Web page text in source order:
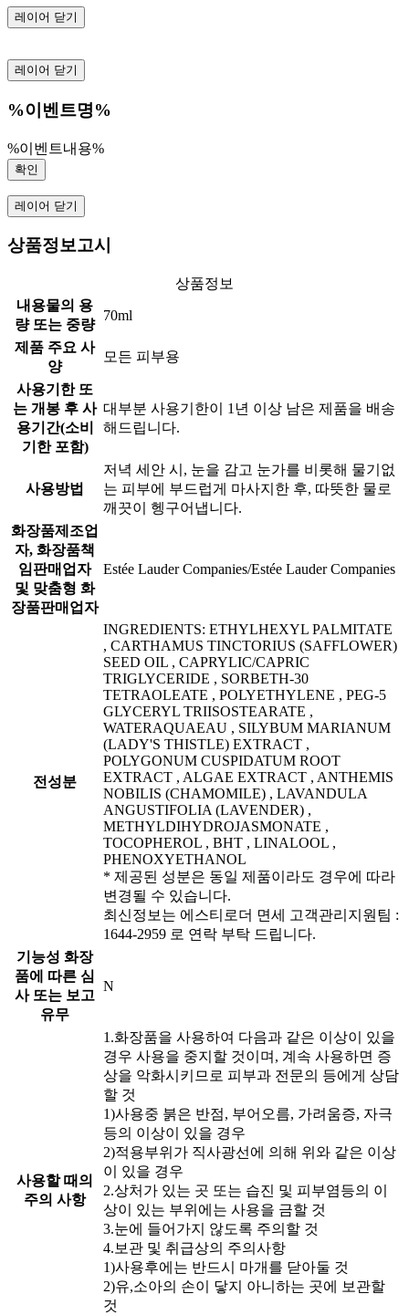
레이어 닫기
레이어 닫기
%이벤트명%
%이벤트내용%
확인
레이어 닫기
상품정보고시
상품정보
내용물의 용
량 또는 중량
70ml
제품 주요 사
양
모든 피부용
사용기한 또
는 개봉 후 사
용기간(소비
기한 포함)
대부분 사용기한이 1년 이상 남은 제품을 배송
해드립니다.
사용방법
저녁 세안 시, 눈을 감고 눈가를 비롯해 물기없
는 피부에 부드럽게 마사지한 후, 따뜻한 물로
깨끗이 헹구어냅니다.
화장품제조업
자, 화장품책
임판매업자
및 맞춤형 화
장품판매업자
Estée Lauder Companies/Estée Lauder Companies
전성분
INGREDIENTS: ETHYLHEXYL PALMITATE
, CARTHAMUS TINCTORIUS (SAFFLOWER)
SEED OIL , CAPRYLIC/CAPRIC
TRIGLYCERIDE , SORBETH-30
TETRAOLEATE , POLYETHYLENE , PEG-5
GLYCERYL TRIISOSTEARATE ,
WATERAQUAEAU , SILYBUM MARIANUM
(LADY'S THISTLE) EXTRACT ,
POLYGONUM CUSPIDATUM ROOT
EXTRACT , ALGAE EXTRACT , ANTHEMIS
NOBILIS (CHAMOMILE) , LAVANDULA
ANGUSTIFOLIA (LAVENDER) ,
METHYLDIHYDROJASMONATE ,
TOCOPHEROL , BHT , LINALOOL ,
PHENOXYETHANOL
* 제공된 성분은 동일 제품이라도 경우에 따라
변경될 수 있습니다.
최신정보는 에스티로더 면세 고객관리지원팀 :
1644-2959 로 연락 부탁 드립니다.
기능성 화장
품에 따른 심
사 또는 보고
유무
N
사용할 때의
주의 사항
1.화장품을 사용하여 다음과 같은 이상이 있을
경우 사용을 중지할 것이며, 계속 사용하면 증
상을 악화시키므로 피부과 전문의 등에게 상담
할 것
1)사용중 붉은 반점, 부어오름, 가려움증, 자극
등의 이상이 있을 경우
2)적용부위가 직사광선에 의해 위와 같은 이상
이 있을 경우
2.상처가 있는 곳 또는 습진 및 피부염등의 이
상이 있는 부위에는 사용을 금할 것
3.눈에 들어가지 않도록 주의할 것
4.보관 및 취급상의 주의사항
1)사용후에는 반드시 마개를 닫아둘 것
2)유,소아의 손이 닿지 아니하는 곳에 보관할
것